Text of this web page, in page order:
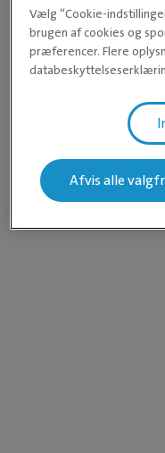
Vælg “Cookie-
brugen af cookies og
præferencer. Flere
Afvis alle